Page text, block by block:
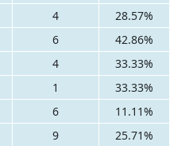
4
28.57%
6
42.86%
4
33.33%
1
33.33%
6
11.11%
9
25.71%